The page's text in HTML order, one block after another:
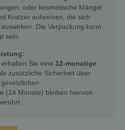
oder kosmetische Mängel
Kratzer aufweisen, die sich
Die Verpackung kann
sein.
Sie eine 12-monatige
zusätzliche Sicherheit über
(24 Monate) bleiben hiervon